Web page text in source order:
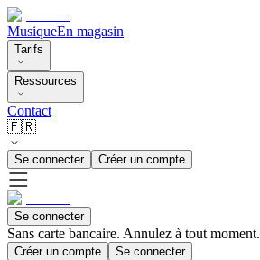
MusiqueEn magasin
Tarifs
Ressources
Contact
🇫🇷
Se connecter Créer un compte
Se connecter
Sans carte bancaire. Annulez à tout moment.
Créer un compte Se connecter